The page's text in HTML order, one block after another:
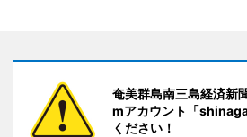
奄美群島南三島経済新
mアカウント「
ください！